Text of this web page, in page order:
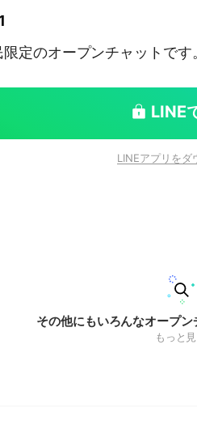
定のオープンチャットです
LINE
LINEアプリをダ
その他にもいろんなオープ
もっと